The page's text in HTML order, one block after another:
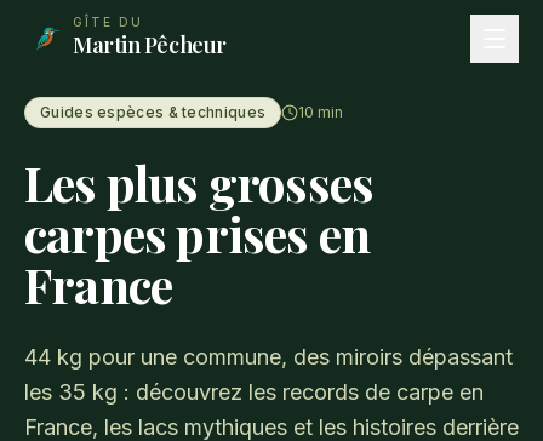
Aller au contenu principal
GÎTE DU
Martin Pêcheur
Guides espèces & techniques 10 min
Les plus grosses
carpes prises en
France
44 kg pour une commune, des miroirs dépassant
les 35 kg : découvrez les records de carpe en
France, les lacs mythiques et les histoires derrière